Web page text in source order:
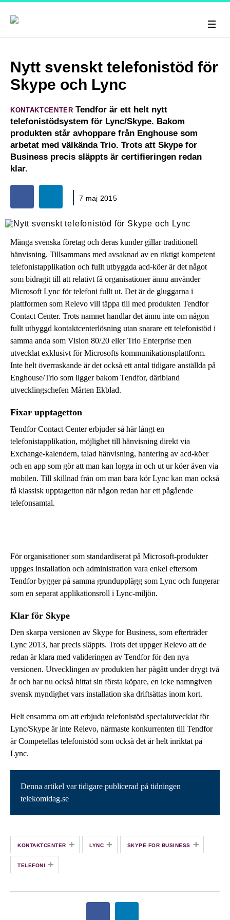
Nytt svenskt telefonistöd för
Skype och Lync
KONTAKTCENTER Tendfor är ett helt nytt
telefonistödsystem för Lync/Skype. Bakom
produkten står avhoppare från Enghouse som
arbetat med välkända Trio. Trots att Skype for
Business precis släppts är certifieringen redan
klar.
7 maj 2015
Många svenska företag och deras kunder gillar traditionell
hänvisning. Tillsammans med avsaknad av en riktigt kompetent
telefonistapplikation och fullt utbyggda acd-köer är det något
som bidragit till att relativt få organisationer ännu använder
Microsoft Lync för telefoni fullt ut. Det är de gluggarna i
plattformen som Relevo vill täppa till med produkten Tendfor
Contact Center. Trots namnet handlar det ännu inte om någon
fullt utbyggd kontaktcenterlösning utan snarare ett telefonistöd i
samma anda som Vision 80/20 eller Trio Enterprise men
utvecklat exklusivt för Microsofts kommunikationsplattform.
Inte helt överraskande är det också ett antal tidigare anställda på
Enghouse/Trio som ligger bakom Tendfor, däribland
utvecklingschefen Mårten Ekblad.
Fixar upptagetton
Tendfor Contact Center erbjuder så här långt en
telefonistapplikation, möjlighet till hänvisning direkt via
Exchange-kalendern, talad hänvisning, hantering av acd-köer
och en app som gör att man kan logga in och ut ur köer även via
mobilen. Till skillnad från om man bara kör Lync kan man också
få klassisk upptagetton när någon redan har ett pågående
telefonsamtal.
För organisationer som standardiserat på Microsoft-produkter
uppges installation och administration vara enkel eftersom
Tendfor bygger på samma grundupplägg som Lync och fungerar
som en separat applikationsroll i Lync-miljön.
Klar för Skype
Den skarpa versionen av Skype for Business, som efterträder
Lync 2013, har precis släppts. Trots det uppger Relevo att de
redan är klara med valideringen av Tendfor för den nya
versionen. Utvecklingen av produkten har pågått under drygt två
år och har nu också hittat sin första köpare, en icke namngiven
svensk myndighet vars installation ska driftsättas inom kort.
Helt ensamma om att erbjuda telefonistöd specialutvecklat för
Lync/Skype är inte Relevo, närmaste konkurrenten till Tendfor
är Competellas telefonistöd som också det är helt inriktat på
Lync.
Denna artikel var tidigare publicerad på tidningen
telekomidag.se
KONTAKTCENTER + LYNC + SKYPE FOR BUSINESS +
TELEFONI +